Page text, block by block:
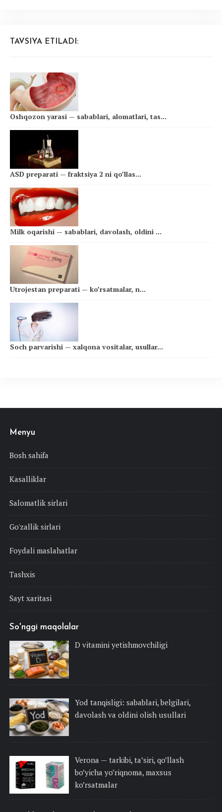
TAVSIYA ETILADI:
Oshqozon yarasi — sabablari, alomatlari, tas...
ASD preparati — fraktsiya 2 ni qo’llas...
Milk oqarishi — sabablari, davolash, oldini ...
Utrojestan preparati — ko’rsatmalar, n...
Soch parvarishi — xalqona vositalar, usullar...
Menyu
Bosh sahifa
Kasalliklar
Salomatlik sirlari
Go'zallik sirlari
Foydali maslahatlar
Tashxis
Sayt xaritasi
So'nggi maqolalar
D vitamini yetishmovchiligi
Yod tanqisligi: sabablari, belgilari,
davolash va oldini olish usullari
Verona — tarkibi, ta’siri, qo’llash
bo’yicha yo’riqnoma, maxsus
ko’rsatmalar